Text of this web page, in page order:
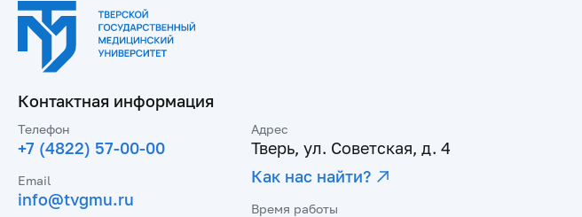
Контактная информация
Телефон
+7 (4822) 57-00-00
Email
info@tvgmu.ru
Адрес
Тверь, ул. Советская, д. 4
Как нас найти?
Время работы